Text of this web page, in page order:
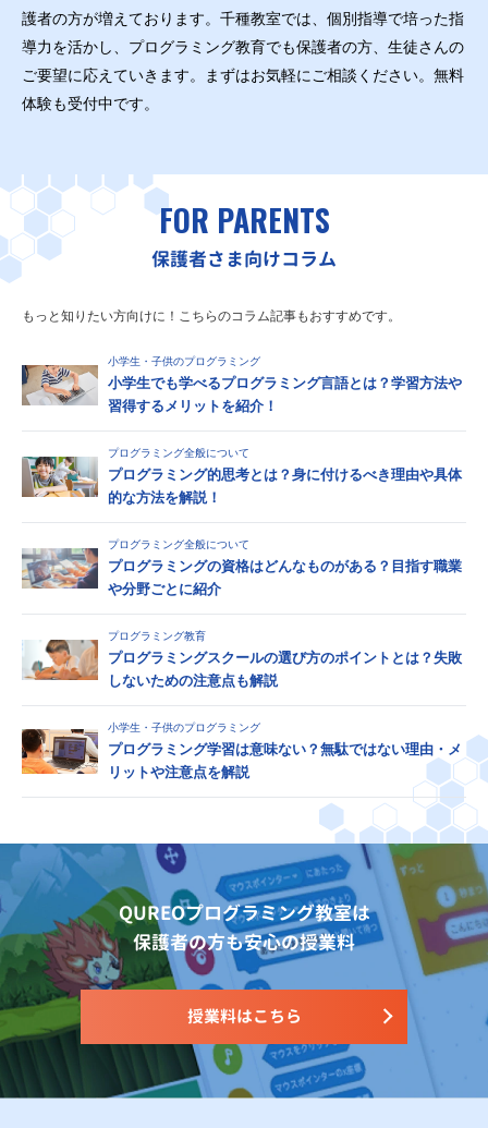
護者の方が増えております。千種教室では、個別指導で培った指
導力を活かし、プログラミング教育でも保護者の方、生徒さんの
ご要望に応えていきます。まずはお気軽にご相談ください。無料
体験も受付中です。
FOR PARENTS
保護者さま向けコラム
もっと知りたい方向けに！こちらのコラム記事もおすすめです。
小学生・子供のプログラミング
小学生でも学べるプログラミング言語とは？学習方法や
習得するメリットを紹介！
プログラミング全般について
プログラミング的思考とは？身に付けるべき理由や具体
的な方法を解説！
プログラミング全般について
プログラミングの資格はどんなものがある？目指す職業
や分野ごとに紹介
プログラミング教育
プログラミングスクールの選び方のポイントとは？失敗
しないための注意点も解説
小学生・子供のプログラミング
プログラミング学習は意味ない？無駄ではない理由・メ
リットや注意点を解説
QUREOプログラミング教室は
保護者の方も安心の授業料
授業料はこちら